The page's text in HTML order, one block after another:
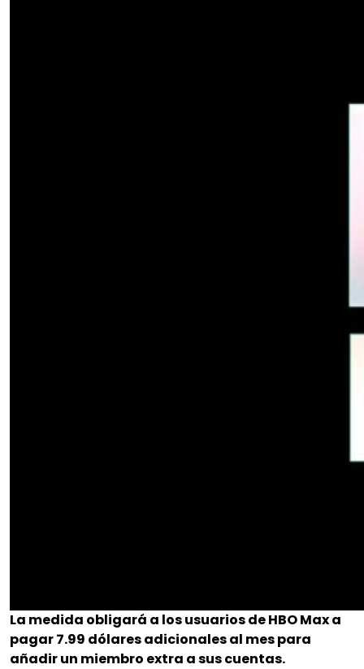
La medida obligará a los usuarios de HBO Max a
pagar 7.99 dólares adicionales al mes para
añadir un miembro extra a sus cuentas.